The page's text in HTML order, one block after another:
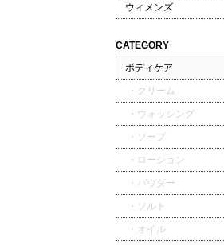
ウィメンズ
CATEGORY
ボディケア
・クリーム
・ウォッシング
・ソープ
・ローション
・パウダー
・ソルト
・オイル